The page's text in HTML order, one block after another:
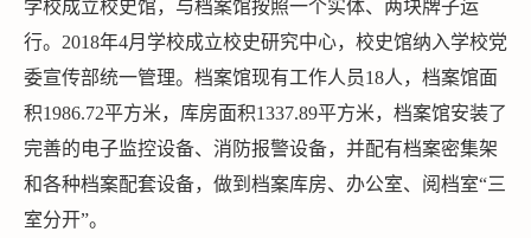
学校成立校史馆，与档案馆按照一个实体、两块牌子运
行。2018年4月学校成立校史研究中心，校史馆纳入学校党
委宣传部统一管理。档案馆现有工作人员18人，档案馆面
积1986.72平方米，库房面积1337.89平方米，档案馆安装了
完善的电子监控设备、消防报警设备，并配有档案密集架
和各种档案配套设备，做到档案库房、办公室、阅档室“三
室分开”。